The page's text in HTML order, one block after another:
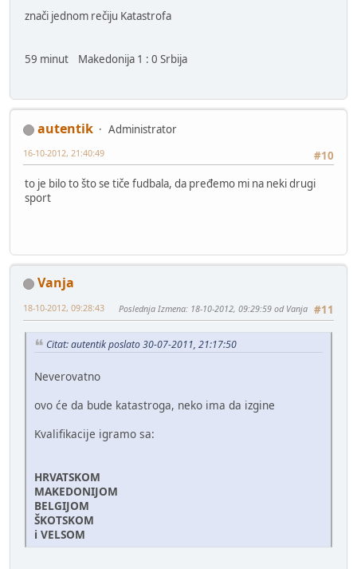
znači jednom rečiju Katastrofa
59 minut Makedonija 1 : 0 Srbija
autentik
Administrator
#10
16-10-2012, 21:40:49
to je bilo to što se tiče fudbala, da pređemo mi na neki drugi
sport
Vanja
#11
18-10-2012, 09:28:43 Poslednja Izmena: 18-10-2012, 09:29:59 od Vanja
Citat: autentik poslato 30-07-2011, 21:17:50
Neverovatno
ovo će da bude katastroga, neko ima da izgine
Kvalifikacije igramo sa:
HRVATSKOM
MAKEDONIJOM
BELGIJOM
ŠKOTSKOM
i VELSOM